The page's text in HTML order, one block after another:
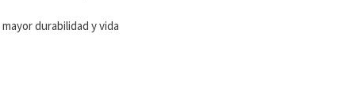
durabilidad y vida